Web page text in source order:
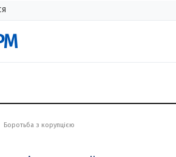
Боротьба з корупцією